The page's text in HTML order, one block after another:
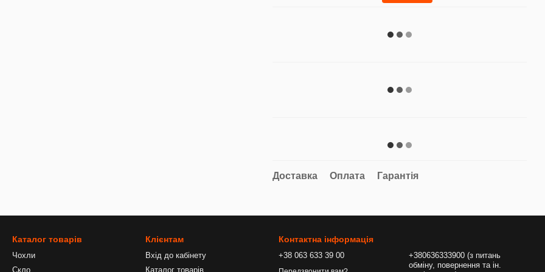
Доставка Оплата Гарантія
Каталог товарів
Чохли
Скло
Клієнтам
Вхід до кабінету
Каталог товарів
Контактна інформація
+38 063 633 39 00
+380636333900 (з питань
обміну, повернення та ін.